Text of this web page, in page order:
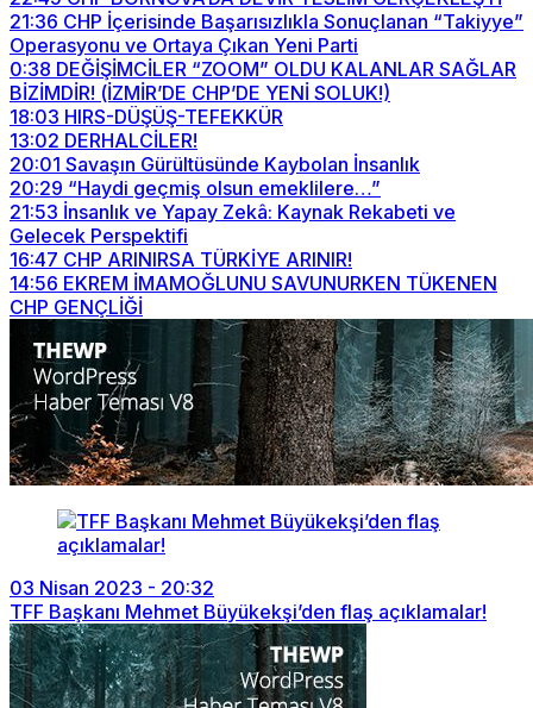
21:36 CHP İçerisinde Başarısızlıkla Sonuçlanan “Takiyye”
Operasyonu ve Ortaya Çıkan Yeni Parti
0:38 DEĞİŞİMCİLER “ZOOM” OLDU KALANLAR SAĞLAR
BİZİMDİR! (İZMİR’DE CHP’DE YENİ SOLUK!)
18:03 HIRS-DÜŞÜŞ-TEFEKKÜR
13:02 DERHALCİLER!
20:01 Savaşın Gürültüsünde Kaybolan İnsanlık
20:29 “Haydi geçmiş olsun emeklilere…”
21:53 İnsanlık ve Yapay Zekâ: Kaynak Rekabeti ve
Gelecek Perspektifi
16:47 CHP ARINIRSA TÜRKİYE ARINIR!
14:56 EKREM İMAMOĞLUNU SAVUNURKEN TÜKENEN
CHP GENÇLİĞİ
03 Nisan 2023 - 20:32
TFF Başkanı Mehmet Büyükekşi’den flaş açıklamalar!